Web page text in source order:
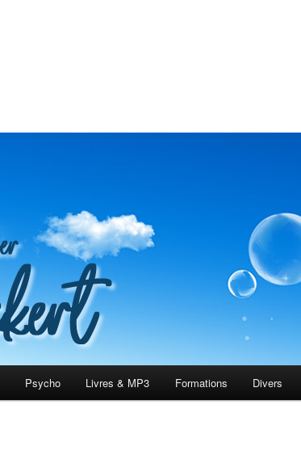
Psycho Livres & MP3 Formations Divers